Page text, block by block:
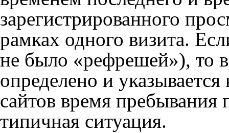
зарегистрированного
рамках одного визита.
не было «рефрешей»), то
определено и
сайтов время
типичная ситуация.